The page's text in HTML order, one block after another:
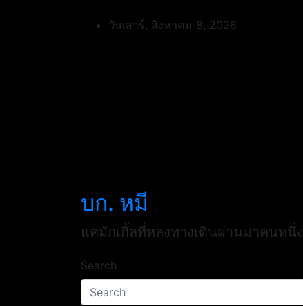
วันเสาร์, สิงหาคม 8, 2026
บก. หมี
แค่มักเกิ้ลที่หลงทางเดินผ่านมาคนหนึ่ง
Search